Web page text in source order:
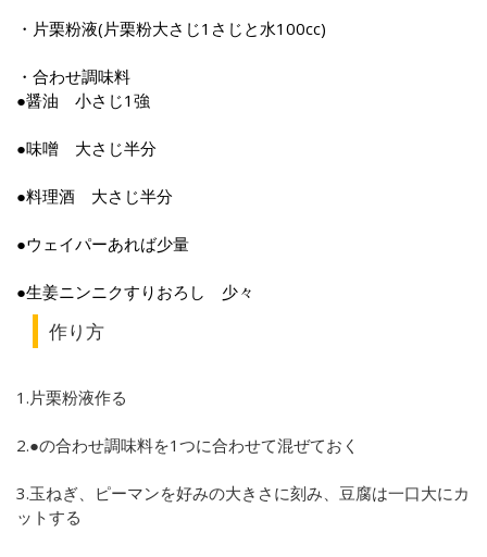
・片栗粉液(片栗粉大さじ1さじと水100cc)
・合わせ調味料
●醤油 小さじ1強
●味噌 大さじ半分
●料理酒 大さじ半分
●ウェイパーあれば少量
●生姜ニンニクすりおろし 少々
作り方
1.片栗粉液作る
2.●の合わせ調味料を1つに合わせて混ぜておく
3.玉ねぎ、ピーマンを好みの大きさに刻み、豆腐は一口大にカ
ットする